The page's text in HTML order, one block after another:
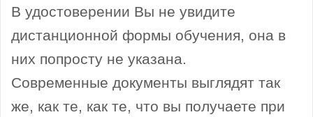
В удостоверении Вы не увидите
дистанционной формы обучения, она в
них попросту не указана.
Современные документы выглядят так
же, как те, как те, что вы получаете при